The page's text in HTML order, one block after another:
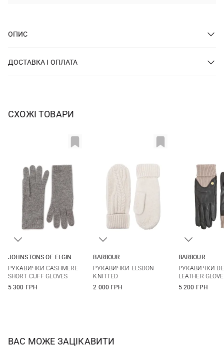
ОПИС
ДОСТАВКА І ОПЛАТА
СХОЖІ ТОВАРИ
JOHNSTONS OF ELGIN
РУКАВИЧКИ CASHMERE
SHORT CUFF GLOVES
5 300 ГРН
BARBOUR
РУКАВИЧКИ ELSDON
KNITTED
2 000 ГРН
BARBOUR
РУКАВИЧКИ
LEATHER GLOVE
5 200 ГРН
ВАС МОЖЕ ЗАЦІКАВИТИ